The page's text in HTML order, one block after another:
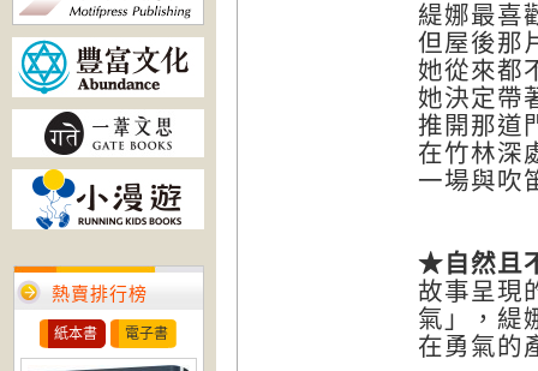
熱賣排行榜
紙本書 電子書
緹娜最喜
但屋後那
她從來都
她決定帶
推開那道
在竹林深
一場與吹
★ 自然且
故事呈現
氣」，緹
在勇氣的